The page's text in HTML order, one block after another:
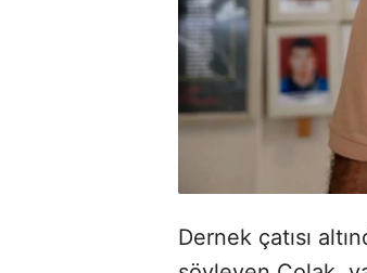
Dernek çatısı